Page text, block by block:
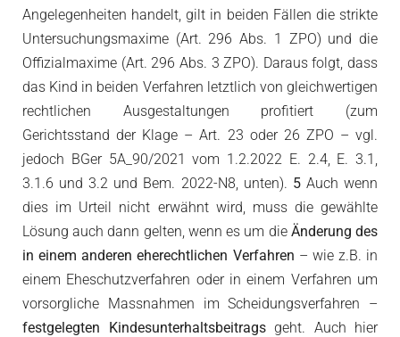
Angelegenheiten handelt, gilt in beiden Fällen die strikte
Untersuchungsmaxime (Art. 296 Abs. 1 ZPO) und die
Offizialmaxime (Art. 296 Abs. 3 ZPO). Daraus folgt, dass
das Kind in beiden Verfahren letztlich von gleichwertigen
rechtlichen Ausgestaltungen profitiert (zum
Gerichtsstand der Klage – Art. 23 oder 26 ZPO – vgl.
jedoch BGer 5A_90/2021 vom 1.2.2022 E. 2.4, E. 3.1,
3.1.6 und 3.2 und Bem. 2022-N8, unten). 5 Auch wenn
dies im Urteil nicht erwähnt wird, muss die gewählte
Lösung auch dann gelten, wenn es um die Änderung des
in einem anderen eherechtlichen Verfahren – wie z.B. in
einem Eheschutzverfahren oder in einem Verfahren um
vorsorgliche Massnahmen im Scheidungsverfahren –
festgelegten Kindesunterhaltsbeitragsgeht. Auch hier